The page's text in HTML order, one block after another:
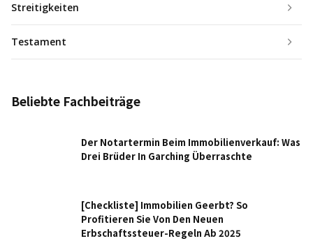
Streitigkeiten
Testament
Beliebte Fachbeiträge
Der Notartermin Beim Immobilienverkauf: Was
Drei Brüder In Garching Überraschte
[Checkliste] Immobilien Geerbt? So
Profitieren Sie Von Den Neuen
Erbschaftssteuer-Regeln Ab 2025